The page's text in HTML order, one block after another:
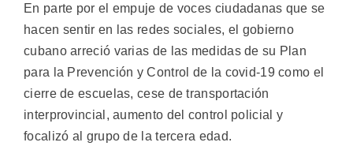
En parte por el empuje de voces ciudadanas que se
hacen sentir en las redes sociales, el gobierno
cubano arreció varias de las medidas de su Plan
para la Prevención y Control de la covid-19 como el
cierre de escuelas, cese de transportación
interprovincial, aumento del control policial y
focalizó al grupo de la tercera edad.